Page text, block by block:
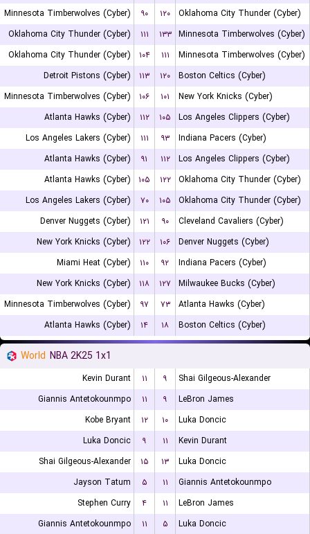
Minnesota Timberwolves (Cyber)
۹۰ ۱۲۰
Oklahoma City Thunder (Cyber)
Oklahoma City Thunder (Cyber)
۱۱۱ ۱۳۳ Minnesota Timberwolves (Cyber)
Oklahoma City Thunder (Cyber)
۱۰۴ ۱۱۱
Minnesota Timberwolves (Cyber)
Detroit Pistons (Cyber)
۱۱۳ ۱۲۰
Boston Celtics (Cyber)
Minnesota Timberwolves (Cyber)
۱۰۶ ۱۰۱
New York Knicks (Cyber)
Atlanta Hawks (Cyber)
۱۱۲ ۱۰۵
Los Angeles Clippers (Cyber)
Los Angeles Lakers (Cyber)
۱۱۱ ۹۳
Indiana Pacers (Cyber)
Atlanta Hawks (Cyber)
۹۱ ۱۱۲
Los Angeles Clippers (Cyber)
Atlanta Hawks (Cyber)
۱۰۵ ۱۲۲
Oklahoma City Thunder (Cyber)
Los Angeles Lakers (Cyber)
۷۰ ۱۰۵
Oklahoma City Thunder (Cyber)
Denver Nuggets (Cyber)
۱۲۱ ۹۰
Cleveland Cavaliers (Cyber)
New York Knicks (Cyber)
۱۲۲ ۱۰۶
Denver Nuggets (Cyber)
Miami Heat (Cyber)
۱۱۰ ۹۲
Indiana Pacers (Cyber)
New York Knicks (Cyber)
۱۱۸ ۱۲۷
Milwaukee Bucks (Cyber)
Minnesota Timberwolves (Cyber)
۹۷ ۷۳
Atlanta Hawks (Cyber)
Atlanta Hawks (Cyber)
۱۴ ۱۸ Boston Celtics (Cyber)
World NBA 2K25 1x1
Kevin Durant ۱۱ ۹
Shai Gilgeous-Alexander
Giannis Antetokounmpo
۱۱ ۹
LeBron James
Kobe Bryant
۱۲ ۱۰
Luka Doncic
Luka Doncic
۹ ۱۱
Kevin Durant
Shai Gilgeous-Alexander
۱۵ ۱۳
Luka Doncic
Jayson Tatum
۵ ۱۱
Giannis Antetokounmpo
Stephen Curry
۴ ۱۱
LeBron James
Giannis Antetokounmpo
۱۱ ۵
Luka Doncic